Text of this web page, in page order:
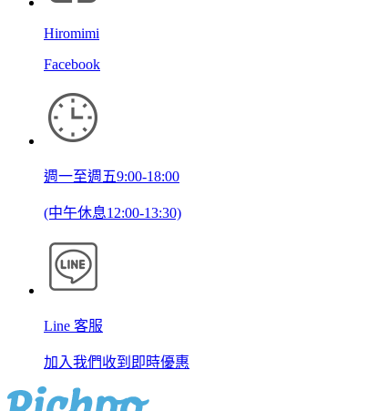
Hiromimi
Facebook
週一至週五9:00-18:00
(中午休息12:00-13:30)
Line 客服
加入我們收到即時優惠